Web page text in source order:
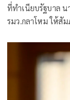
ที่ทำเนียบรัฐบาล น
รมว.กลาโหม ให้สั